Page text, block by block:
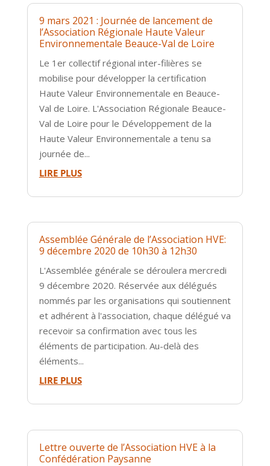
9 mars 2021 : Journée de lancement de
l’Association Régionale Haute Valeur
Environnementale Beauce-Val de Loire
Le 1er collectif régional inter-filières se
mobilise pour développer la certification
Haute Valeur Environnementale en Beauce-
Val de Loire. L'Association Régionale Beauce-
Val de Loire pour le Développement de la
Haute Valeur Environnementale a tenu sa
journée de...
LIRE PLUS
Assemblée Générale de l’Association HVE:
9 décembre 2020 de 10h30 à 12h30
L'Assemblée générale se déroulera mercredi
9 décembre 2020. Réservée aux délégués
nommés par les organisations qui soutiennent
et adhérent à l'association, chaque délégué va
recevoir sa confirmation avec tous les
éléments de participation. Au-delà des
éléments...
LIRE PLUS
Lettre ouverte de l’Association HVE à la
Confédération Paysanne